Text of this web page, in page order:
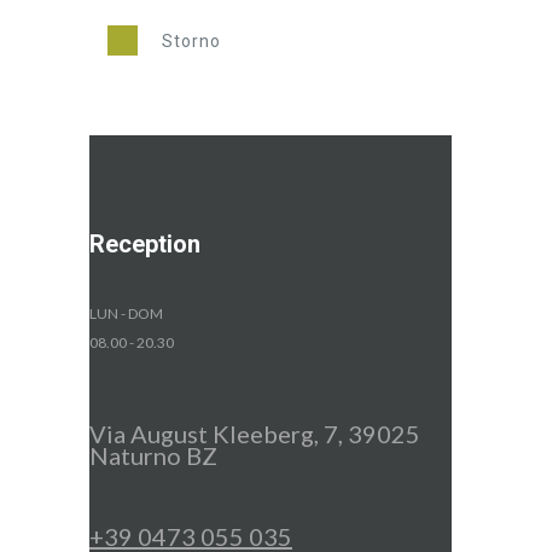
Storno
Reception
LUN - DOM
08.00 - 20.30
Via August Kleeberg, 7, 39025
Naturno BZ
+39 0473 055 035